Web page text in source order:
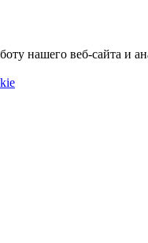
нашего веб-сайта и